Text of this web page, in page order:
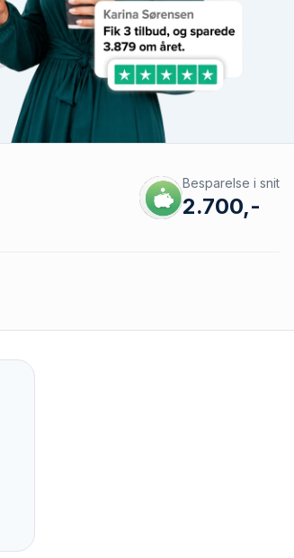
Besparelse i snit
2.700,-